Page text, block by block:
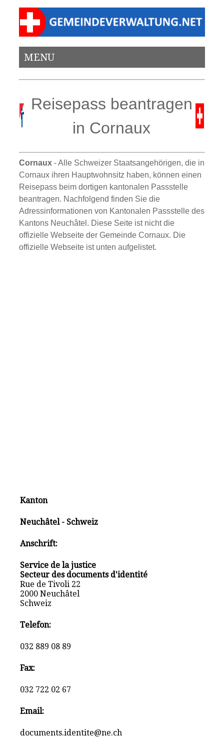
MENU
Reisepass beantragen
in Cornaux
Cornaux - Alle Schweizer Staatsangehörigen, die in
Cornaux ihren Hauptwohnsitz haben, können einen
Reisepass beim dortigen kantonalen Passstelle
beantragen. Nachfolgend finden Sie die
Adressinformationen von Kantonalen Passstelle des
Kantons Neuchâtel. Diese Seite ist nicht die
offizielle Webseite der Gemeinde Cornaux. Die
offizielle Webseite ist unten aufgelistet.
Kanton
Neuchâtel - Schweiz
Anschrift:
Service de la justice
Secteur des documents d'identité
Rue de Tivoli 22
2000 Neuchâtel
Schweiz
Telefon:
032 889 08 89
Fax:
032 722 02 67
Email:
documents.identite@ne.ch